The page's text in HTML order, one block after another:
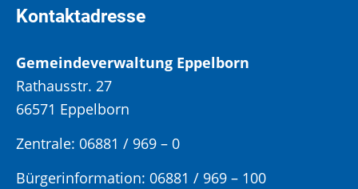
Kontaktadresse
Gemeindeverwaltung Eppelborn
Rathausstr. 27
66571 Eppelborn
Zentrale: 06881 / 969 – 0
Bürgerinformation: 06881 / 969 – 100